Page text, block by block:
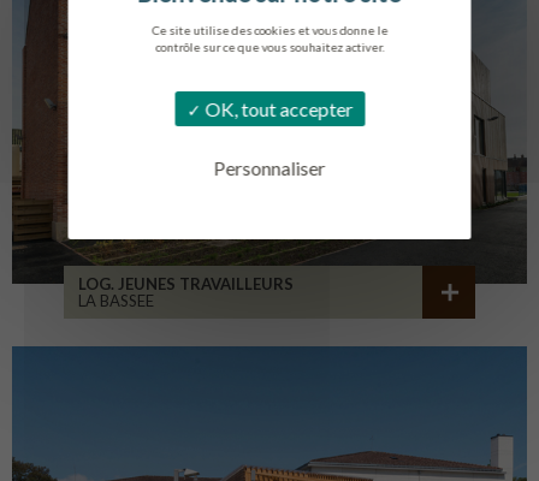
Ce site utilise des cookies et vous donne le
contrôle sur ce que vous souhaitez activer.
OK, tout accepter
Personnaliser
LOG. JEUNES TRAVAILLEURS
LA BASSEE